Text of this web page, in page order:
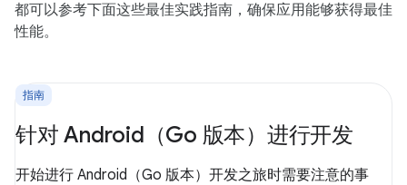
都可以参考下面这些最佳实践指南，确保应用能够获得最佳
性能。
指南
针对 Android（Go 版本）进行开发
开始进行 Android（Go 版本）开发之旅时需要注意的事